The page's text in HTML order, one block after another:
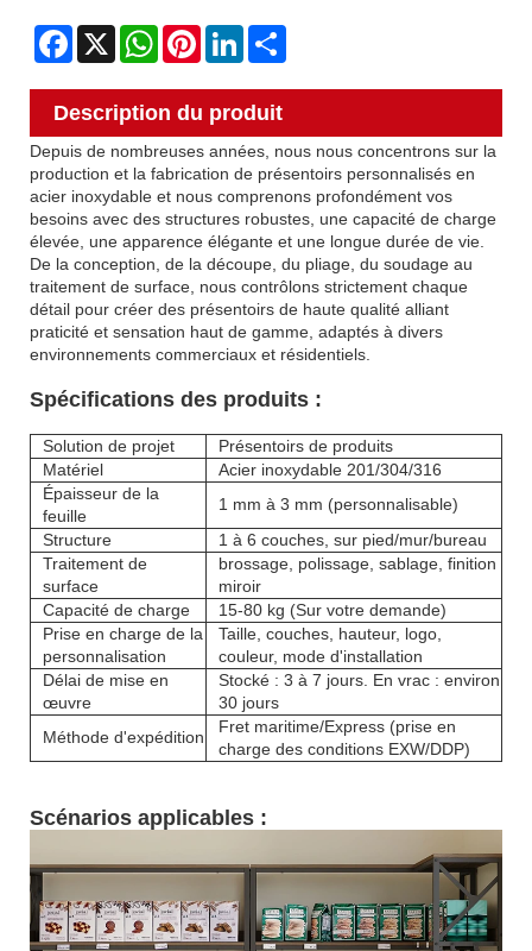
Facebook
X WhatsAppPinterestLinkedIn
Description du produit
Depuis de nombreuses années, nous nous concentrons sur la
production et la fabrication de présentoirs personnalisés en
acier inoxydable et nous comprenons profondément vos
besoins avec des structures robustes, une capacité de charge
élevée, une apparence élégante et une longue durée de vie.
De la conception, de la découpe, du pliage, du soudage au
traitement de surface, nous contrôlons strictement chaque
détail pour créer des présentoirs de haute qualité alliant
praticité et sensation haut de gamme, adaptés à divers
environnements commerciaux et résidentiels.
Spécifications des produits :
Solution de projet
Présentoirs de produits
Matériel
Acier inoxydable 201/304/316
Épaisseur de la
feuille
1 mm à 3 mm (personnalisable)
Structure
1 à 6 couches, sur pied/mur/bureau
Traitement de
surface
brossage, polissage, sablage, finition
miroir
Capacité de charge
15-80 kg (Sur votre demande)
Prise en charge de la
personnalisation
Taille, couches, hauteur, logo,
couleur, mode d'installation
Délai de mise en
œuvre
Stocké : 3 à 7 jours. En vrac : environ
30 jours
Méthode d'expédition
Fret maritime/Express (prise en
charge des conditions EXW/DDP)
Scénarios applicables :